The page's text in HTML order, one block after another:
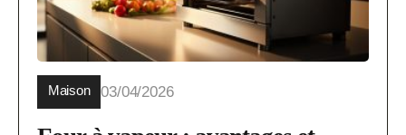
Maison 03/04/2026